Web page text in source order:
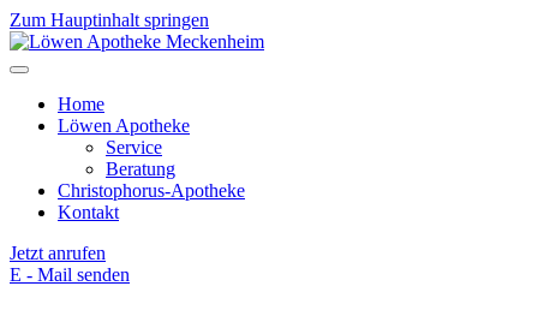
Zum Hauptinhalt springen
Home
Löwen Apotheke
Service
Beratung
Christophorus-Apotheke
Kontakt
Jetzt anrufen
E - Mail senden